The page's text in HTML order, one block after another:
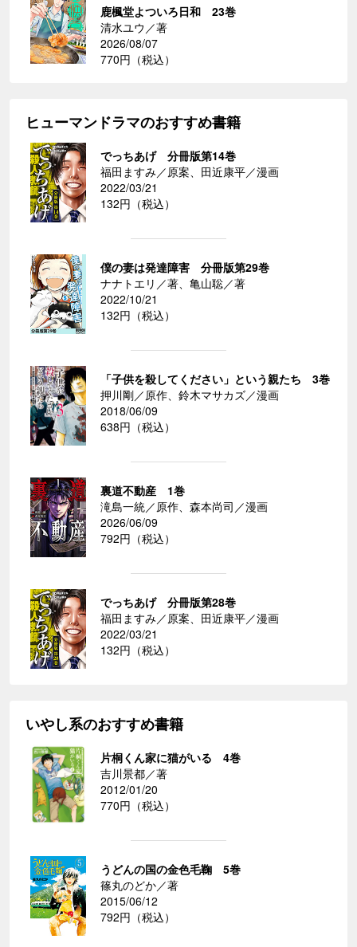
鹿楓堂よついろ日和 23巻
清水ユウ／著
2026/08/07
770円（税込）
ヒューマンドラマのおすすめ書籍
でっちあげ 分冊版第14巻
福田ますみ／原案、田近康平／漫画
2022/03/21
132円（税込）
僕の妻は発達障害 分冊版第29巻
ナナトエリ／著、亀山聡／著
2022/10/21
132円（税込）
「子供を殺してください」という親たち 3巻
押川剛／原作、鈴木マサカズ／漫画
2018/06/09
638円（税込）
裏道不動産 1巻
滝島一統／原作、森本尚司／漫画
2026/06/09
792円（税込）
でっちあげ 分冊版第28巻
福田ますみ／原案、田近康平／漫画
2022/03/21
132円（税込）
いやし系のおすすめ書籍
片桐くん家に猫がいる 4巻
吉川景都／著
2012/01/20
770円（税込）
うどんの国の金色毛鞠 5巻
篠丸のどか／著
2015/06/12
792円（税込）